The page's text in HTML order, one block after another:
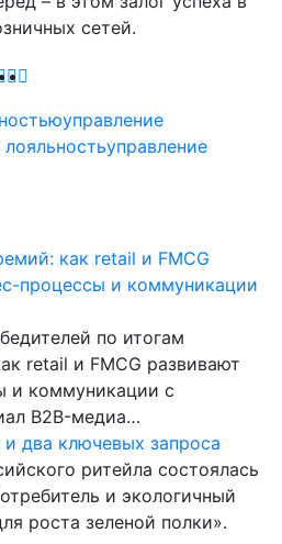
сетей.
управление
управление
как retail и FMCG
процессы и коммуникации
по итогам
retail и FMCG развивают
и коммуникации с
B2B-медиа…
и два ключевых запроса
ритейла состоялась
и экологичный
роста зеленой полки».